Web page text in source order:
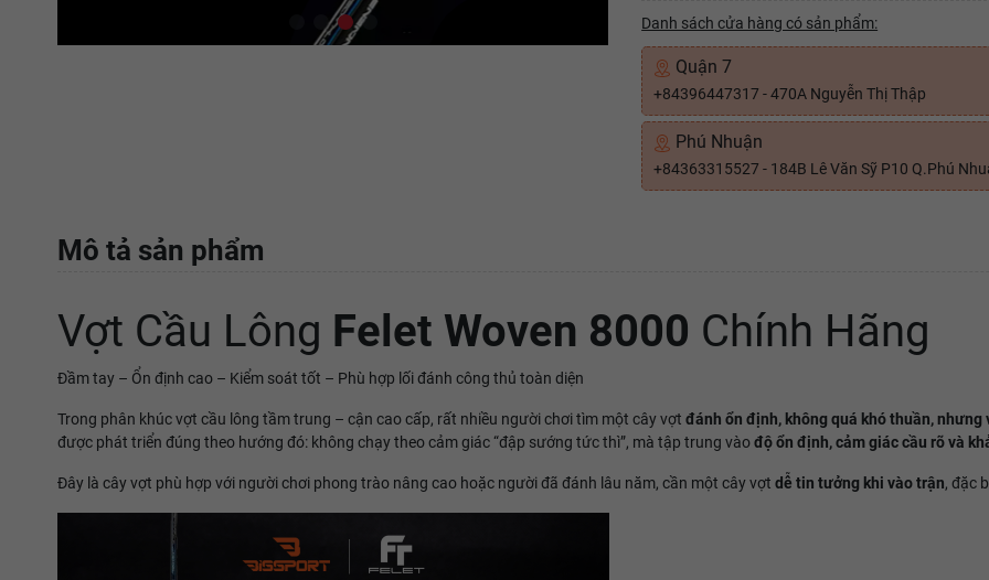
Danh sách cửa hàng có sản phẩm:
Quận 7
+84396447317 - 470A Nguyễn Thị Thập
Phú Nhuận
+84363315527 - 184B Lê Văn Sỹ P10 Q.Phú
Mô tả sản phẩm
Vợt Cầu Lông Felet Woven 8000 Chính Hãng
Đầm tay – Ổn định cao – Kiểm soát tốt – Phù hợp lối đánh công thủ toàn diện
Trong phân khúc vợt cầu lông tầm trung – cận cao cấp, rất nhiều người chơi tìm một cây vợt đánh ổn định, không quá khó thuần,
được phát triển đúng theo hướng đó: không chạy theo cảm giác “đập sướng tức thì”, mà tập trung vàođộ ổn định, cảm giác cầu rõ và
Đây là cây vợt phù hợp với người chơi phong trào nâng cao hoặc người đã đánh lâu năm, cần một cây vợt dễ tin tưởng khi vào trận, đặc